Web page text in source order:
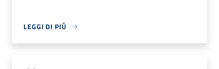
LEGGI DI PIÙ